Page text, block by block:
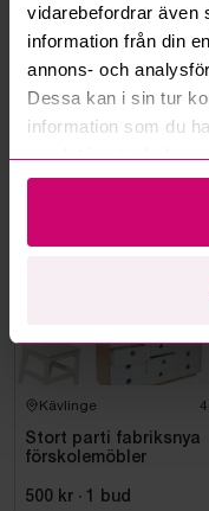
vidarebefordrar även
information från din
annons- och
Dessa kan i sin tur
information som du
samlat in när du har
Kan ni frakta mina
Läs
Mer från samma
Kävlinge
Stort parti fabriksnya
förskolemöbler
500 kr · bud